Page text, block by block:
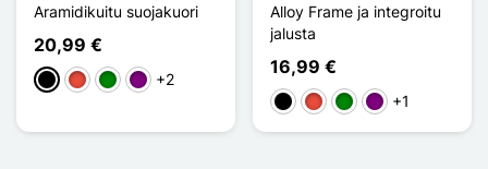
Aramidikuitu suojakuori
20,99 €
MustaPunainen
VihreäViolet+2
Alloy Frame ja integroitu
jalusta
16,99 €
MustaPunainen
VihreäViolet
+1